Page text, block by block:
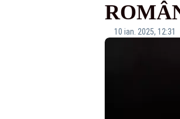
10 ian. 2025, 12:31